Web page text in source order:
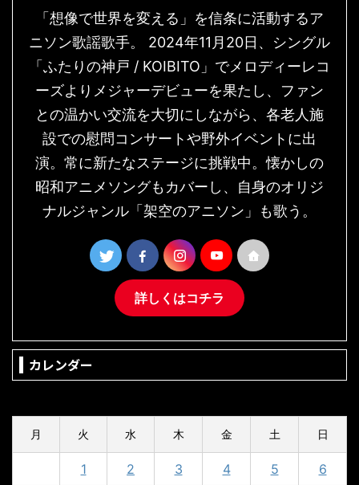
「想像で世界を変える」を信条に活動するア
ニソン歌謡歌手。 2024年11月20日、シングル
「ふたりの神戸 / KOIBITO」でメロディーレコ
ーズよりメジャーデビューを果たし、ファン
との温かい交流を大切にしながら、各老人施
設での慰問コンサートや野外イベントに出
演。常に新たなステージに挑戦中。懐かしの
昭和アニメソングもカバーし、自身のオリジ
ナルジャンル「架空のアニソン」も歌う。
詳しくはコチラ
カレンダー
月 火 水 木 金 土 日
1 2 3 4 5 6